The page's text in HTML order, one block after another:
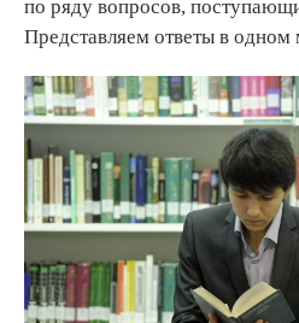
по ряду вопросов,
Представляем ответы в одном